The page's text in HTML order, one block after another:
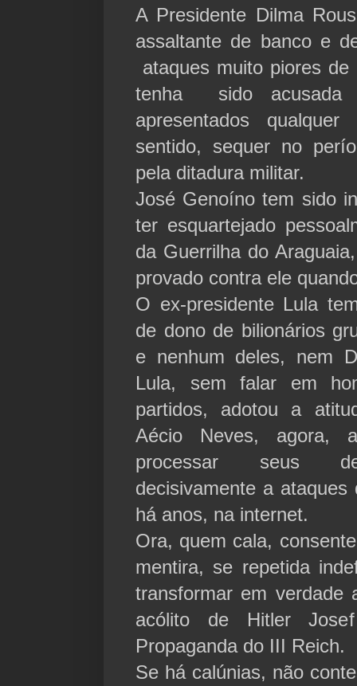
A Presidente Dilma
assaltante de banco e
ataques muito piores
tenha sido acusada
apresentados
sentido, sequer no
pela ditadura militar.
José Genoíno tem sido
ter esquartejado
da Guerrilha do
provado contra ele
O ex-presidente Lula
de dono de bilionários
e nenhum deles, nem
Lula, sem falar em
partidos, adotou a
Aécio Neves, agora,
processar seus
decisivamente a
há anos, na internet.
Ora, quem cala,
mentira, se repetida
transformar em verdade
acólito de Hitler
Propaganda do III Reich.
Se há calúnias, não